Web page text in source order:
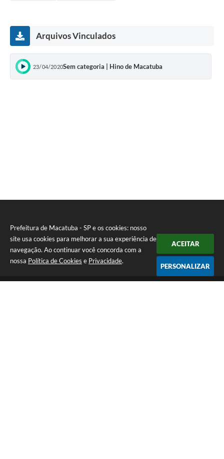
Prefeitura de Macatuba - SP e os cookies: nosso
site usa cookies para melhorar a sua experiência de
navegação. Ao continuar você concorda com a
nossa Política de Cookies e Privacidade.
ACEITAR
PERSONALIZAR
Arquivos Vinculados
23/04/2020Sem categoria | Hino de Macatuba